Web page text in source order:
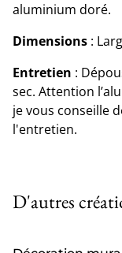
aluminium doré.
Dimensions :
Entretien :
sec. Attention
je vous conseille
l'entretien.
D'autres